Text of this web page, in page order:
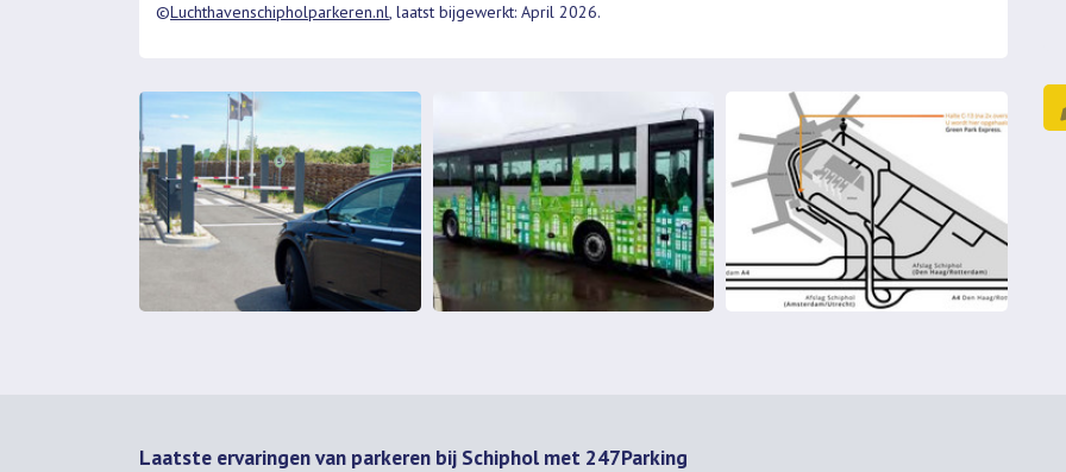
©Luchthavenschipholparkeren.nl, laatst bijgewerkt: April 2026.
Laatste ervaringen van parkeren bij Schiphol met 247Parking